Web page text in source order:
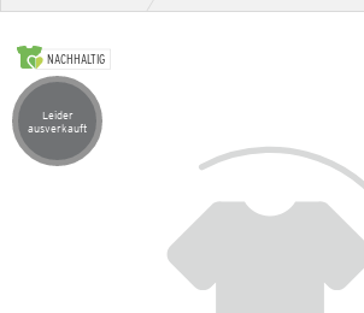
NACHHALTIG
Artikel leider ausverkauft
Leider
ausverkauft